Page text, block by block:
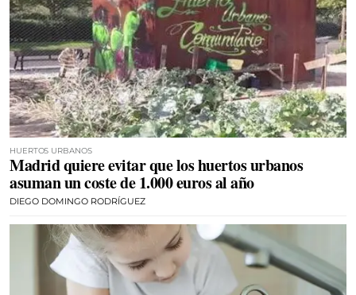
HUERTOS URBANOS
Madrid quiere evitar que los huertos urbanos
asuman un coste de 1.000 euros al año
DIEGO DOMINGO RODRÍGUEZ